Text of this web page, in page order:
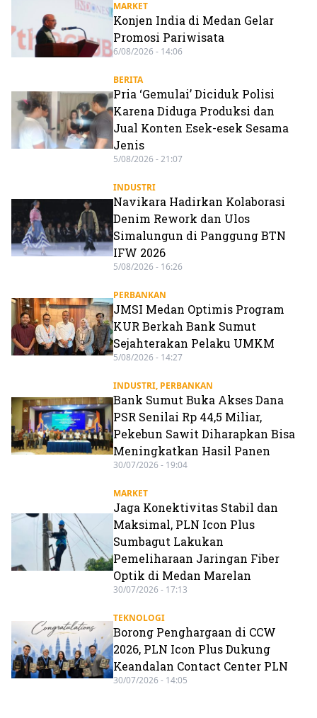
MARKET
Konjen India di Medan Gelar
Promosi Pariwisata
6/08/2026 - 14:06
BERITA
Pria ‘Gemulai’ Diciduk Polisi
Karena Diduga Produksi dan
Jual Konten Esek-esek Sesama
Jenis
5/08/2026 - 21:07
INDUSTRI
Navikara Hadirkan Kolaborasi
Denim Rework dan Ulos
Simalungun di Panggung BTN
IFW 2026
5/08/2026 - 16:26
PERBANKAN
JMSI Medan Optimis Program
KUR Berkah Bank Sumut
Sejahterakan Pelaku UMKM
5/08/2026 - 14:27
INDUSTRI, PERBANKAN
Bank Sumut Buka Akses Dana
PSR Senilai Rp 44,5 Miliar,
Pekebun Sawit Diharapkan Bisa
Meningkatkan Hasil Panen
30/07/2026 - 19:04
MARKET
Jaga Konektivitas Stabil dan
Maksimal, PLN Icon Plus
Sumbagut Lakukan
Pemeliharaan Jaringan Fiber
Optik di Medan Marelan
30/07/2026 - 17:13
TEKNOLOGI
Borong Penghargaan di CCW
2026, PLN Icon Plus Dukung
Keandalan Contact Center PLN
30/07/2026 - 14:05